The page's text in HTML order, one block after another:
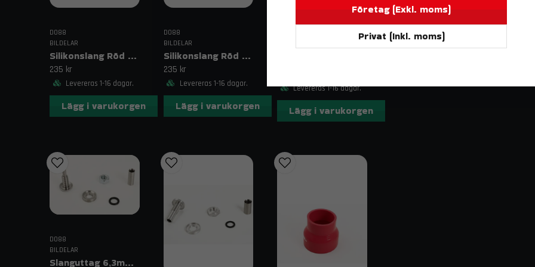
Volvo 940 Turbo (92–98)
Leveransinnehåll
Komplett sats med kylarslangar för
Kontakt & fraktinformation
Har du frågor om Volvo 740/940 Turbo (92–98)
påorder@trendab.com
volvo 940 kylarslang oljekylare svart, volvo 740
DO88
BILDELAR
Silikonslang Röd 2,75–3,125" (70–80mm)
235 kr
Levereras 1-16 dagar.
Lägg i varukorgen
DO88
BILDELAR
Silikonslang Röd 2,75–3" (70–76mm)
235 kr
Levereras 1-16 dagar.
Lägg i varukorgen
BILDELAR
Levereras 1-16 dagar.
Lägg i varukorgen
DO88
BILDELAR
Slanguttag 6,3mm (1/4")
Företag (Exkl. moms)
Privat (Inkl. moms)